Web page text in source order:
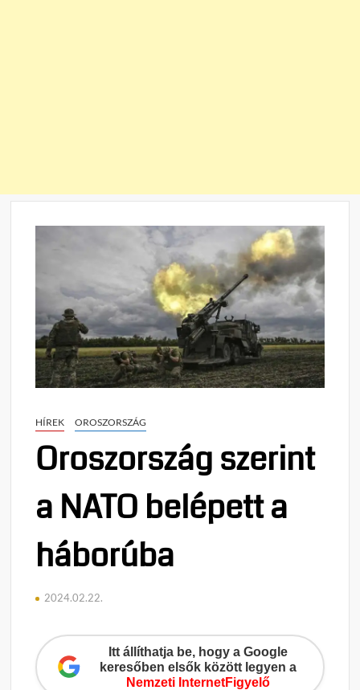
HÍREK OROSZORSZÁG
Oroszország szerint
a NATO belépett a
háborúba
2024.02.22.
Itt állíthatja be, hogy a Google
keresőben elsők között legyen a
Nemzeti InternetFigyelő